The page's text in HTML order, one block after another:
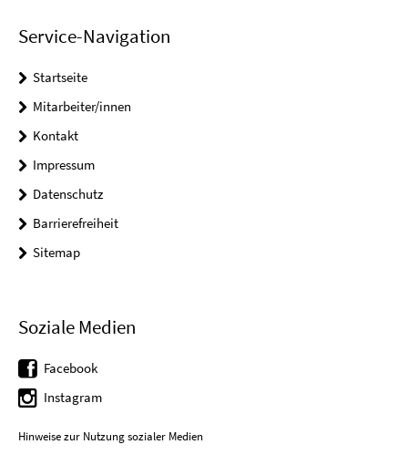
Service-Navigation
Startseite
Mitarbeiter/innen
Kontakt
Impressum
Datenschutz
Barrierefreiheit
Sitemap
Soziale Medien
Facebook
Instagram
Hinweise zur Nutzung sozialer Medien